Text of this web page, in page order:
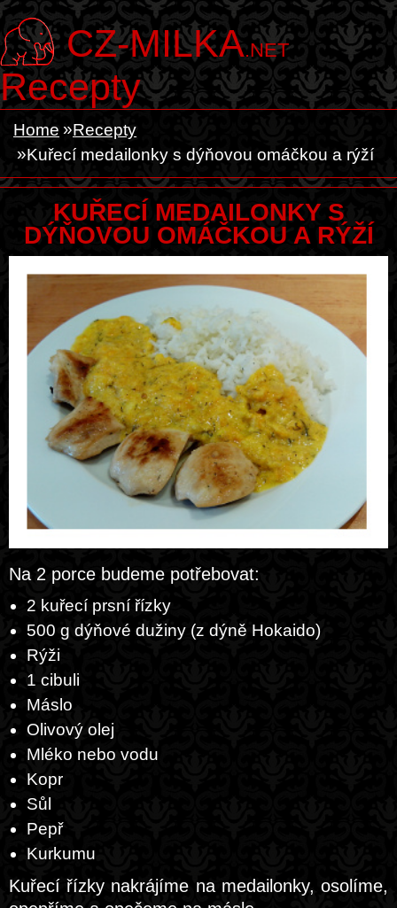
CZ-MILKA.NET
Recepty
Home
Recepty
Kuřecí medailonky s dýňovou omáčkou a rýží
KUŘECÍ MEDAILONKY S
DÝŇOVOU OMÁČKOU A RÝŽÍ
Na 2 porce budeme potřebovat:
2 kuřecí prsní řízky
500 g dýňové dužiny (z dýně Hokaido)
Rýži
1 cibuli
Máslo
Olivový olej
Mléko nebo vodu
Kopr
Sůl
Pepř
Kurkumu
Kuřecí řízky nakrájíme na medailonky, osolíme,